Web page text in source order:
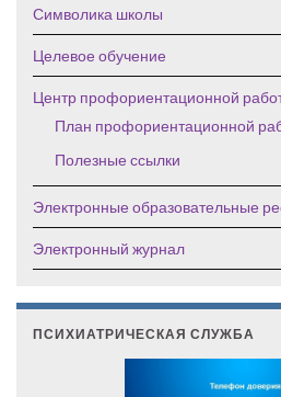
Символика школы
Целевое обучение
Центр профориентационной
План профориентационной
Полезные ссылки
Электронные образовательные
Электронный журнал
ПСИХИАТРИЧЕСКАЯ СЛУЖБА